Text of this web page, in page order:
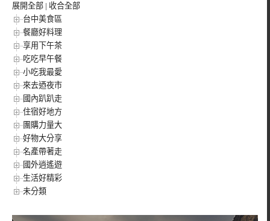
展開全部 | 收合全部
台中美食區
餐廳好料理
享用下午茶
吃吃早午餐
小吃我最愛
來去迺夜市
國內趴趴走
住宿好地方
團購力量大
好物大分享
名產帶著走
國外逍遙遊
生活好精彩
未分類